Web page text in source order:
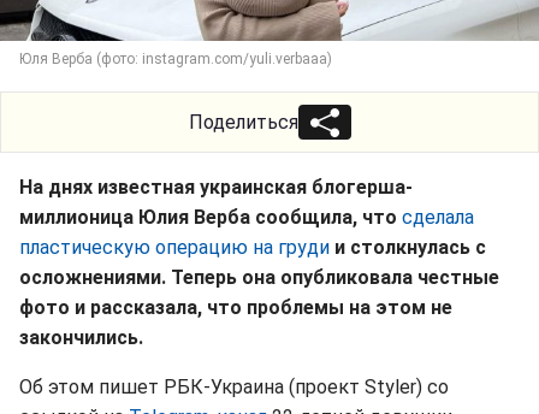
Юля Верба (фото: instagram.com/yuli.verbaaa)
Поделиться
На днях известная украинская блогерша-
миллионица Юлия Верба сообщила, что сделала
пластическую операцию на груди и столкнулась с
осложнениями. Теперь она опубликовала честные
фото и рассказала, что проблемы на этом не
закончились.
Об этом пишет РБК-Украина (проект Styler) со